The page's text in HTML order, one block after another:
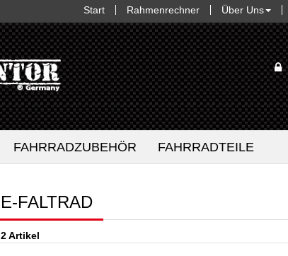
Start Rahmenrechner Über Uns
FAHRRADZUBEHÖR FAHRRADTEILE
E-FALTRAD
2 Artikel